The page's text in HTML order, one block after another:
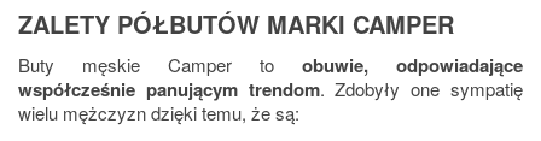
ZALETY PÓŁBUTÓW MARKI CAMPER
Buty męskie Camper to obuwie, odpowiadające
współcześnie panującym trendom. Zdobyły one sympatię
wielu mężczyzn dzięki temu, że są: